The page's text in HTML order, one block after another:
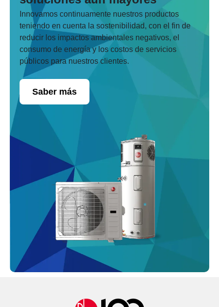
Innovamos continuamente nuestros productos
teniendo en cuenta la sostenibilidad, con el fin de
reducir los impactos ambientales negativos, el
consumo de energía y los costos de servicios
públicos para nuestros clientes.
Saber más